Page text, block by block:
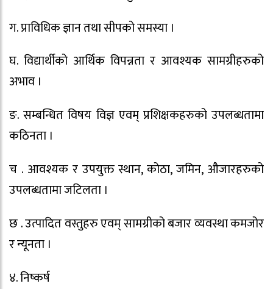
ग. प्राविधिक ज्ञान तथा सीपको समस्या ।
घ. विद्यार्थीको आर्थिक विपन्नता र आवश्यक सामग्रीहरुको
अभाव ।
ङ. सम्बन्धित विषय विज्ञ एवम् प्रशिक्षकहरुको उपलब्धतामा
कठिनता ।
च . आवश्यक र उपयुक्त स्थान, कोठा, जमिन, औजारहरुको
उपलब्धतामा जटिलता ।
छ . उत्पादित वस्तुहरु एवम् सामग्रीको बजार व्यवस्था कमजोर
र न्यूनता ।
४. निष्कर्ष